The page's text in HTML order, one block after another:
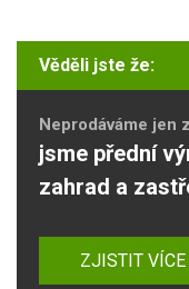
Věděli jste že:
Neprodáváme jen
jsme přední
zahrad a
ZJISTIT VÍCE